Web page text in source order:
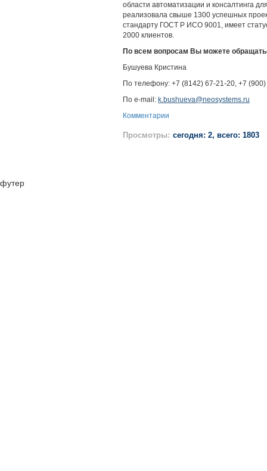
области автоматизации и консалтинга
реализовала свыше 1300 успешных
стандарту ГОСТ Р ИСО 9001, имеет
2000 клиентов.
По всем вопросам Вы можете
Бушуева Кристина
По телефону: +7 (8142) 67-21-20, +7
По е-mail: k.bushueva@neosystems.ru
Комментарии
Просмотры: сегодня: 2, всего: 1803
футер